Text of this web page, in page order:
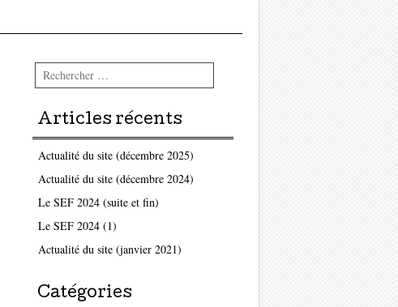
Rechercher
Articles récents
Actualité du site (décembre 2025)
Actualité du site (décembre 2024)
Le SEF 2024 (suite et fin)
Le SEF 2024 (1)
Actualité du site (janvier 2021)
Catégories